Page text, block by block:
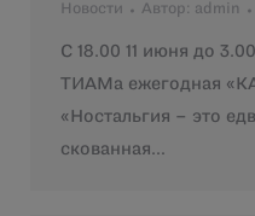
Новости Автор: admin
С 18.00 11 июня до
ТИАМа ежегодная
«Ностальгия – это
скованная…